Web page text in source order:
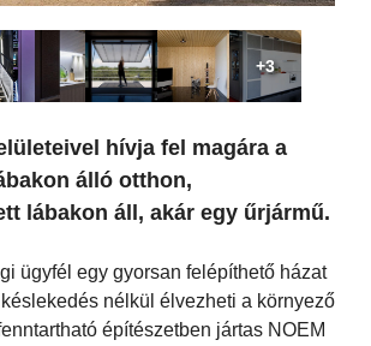
+3
hívja fel magára a
álló otthon,
lábakon áll, akár egy űrjármű.
ügyfél egy gyorsan felépíthető házat
nélkül élvezheti a környező
építészetben jártas NOEM